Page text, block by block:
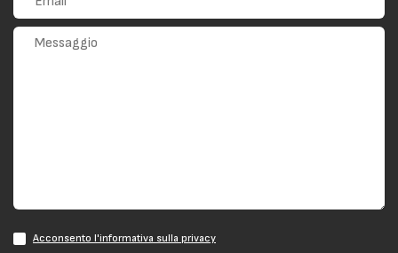
Acconsento l'informativa sulla privacy